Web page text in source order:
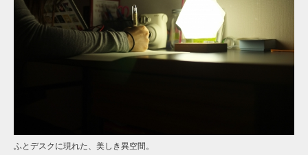
ふとデスクに現れた、美しき異空間。